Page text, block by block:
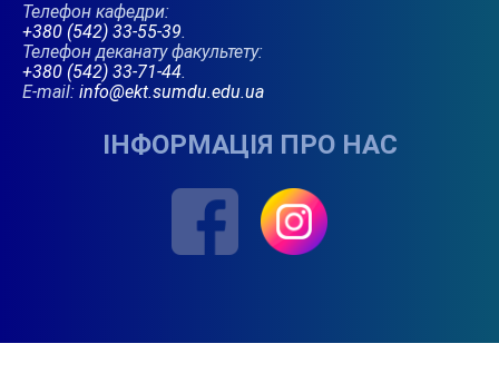
Телефон кафедри:
+380 (542) 33-55-39.
Телефон деканату факультету:
+380 (542) 33-71-44.
E-mail: info@ekt.sumdu.edu.ua
ІНФОРМАЦІЯ ПРО НАС